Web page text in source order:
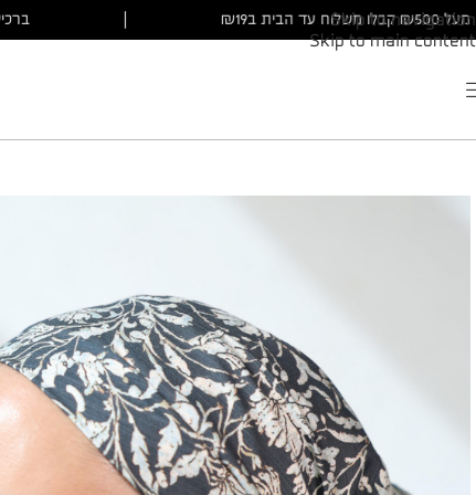
Skip to navigation
Skip to main content
ברכישה מעל ₪500 קבלו משלוח עד הבית ב₪19